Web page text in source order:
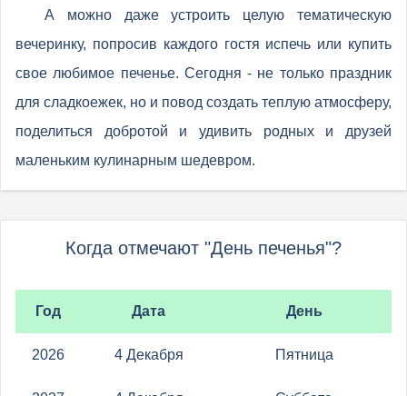
А можно даже устроить целую тематическую
вечеринку, попросив каждого гостя испечь или купить
свое любимое печенье. Сегодня - не только праздник
для сладкоежек, но и повод создать теплую атмосферу,
поделиться добротой и удивить родных и друзей
маленьким кулинарным шедевром.
Когда отмечают "День печенья"?
Год Дата День
2026 4 Декабря Пятница